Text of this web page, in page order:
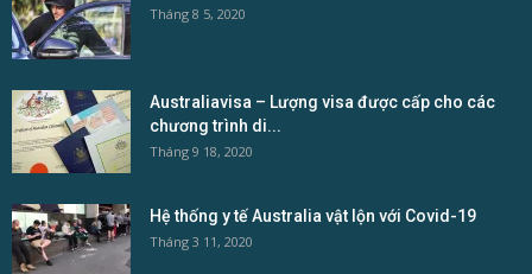
Tháng 8 5, 2020
Australiavisa – Lượng visa được cấp cho các
chương trình di...
Tháng 9 18, 2020
Hệ thống y tế Australia vật lộn với Covid-19
Tháng 3 11, 2020